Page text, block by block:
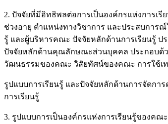
2. ปัจจัยที่มีอิทธิพลต่อการเป็นองค์กรแห่งการ
ช่วงอายุ ตำแหน่งทางวิชาการ และประสบการ
รู้ และผู้บริหารคณะ ปัจจัยหลักด้านการเรียนรู้
ปัจจัยหลักด้านคุณลักษณะส่วนบุคคล ประกอบด้ว
วัฒนธรรมของคณะ วิสัยทัศน์ของคณะ การใช้เท
รูปแบบการเรียนรู้ และปัจจัยหลักด้านการจัดกา
การเรียนรู้
3. รูปแบบการเป็นองค์กรแห่งการเรียนรู้ของค